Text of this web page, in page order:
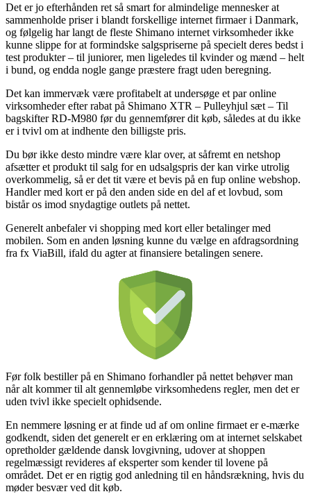
Det er jo efterhånden ret så smart for almindelige mennesker at
sammenholde priser i blandt forskellige internet firmaer i Danmark,
og følgelig har langt de fleste Shimano internet virksomheder ikke
kunne slippe for at formindske salgspriserne på specielt deres bedst i
test produkter – til juniorer, men ligeledes til kvinder og mænd – helt
i bund, og endda nogle gange præstere fragt uden beregning.
Det kan immervæk være profitabelt at undersøge et par online
virksomheder efter rabat på Shimano XTR – Pulleyhjul sæt – Til
bagskifter RD-M980 før du gennemfører dit køb, således at du ikke
er i tvivl om at indhente den billigste pris.
Du bør ikke desto mindre være klar over, at såfremt en netshop
afsætter et produkt til salg for en udsalgspris der kan virke utrolig
overkommelig, så er det tit være et bevis på en fup online webshop.
Handler med kort er på den anden side en del af et lovbud, som
bistår os imod snydagtige outlets på nettet.
Generelt anbefaler vi shopping med kort eller betalinger med
mobilen. Som en anden løsning kunne du vælge en afdragsordning
fra fx ViaBill, ifald du agter at finansiere betalingen senere.
Før folk bestiller på en Shimano forhandler på nettet behøver man
når alt kommer til alt gennemløbe virksomhedens regler, men det er
uden tvivl ikke specielt ophidsende.
En nemmere løsning er at finde ud af om online firmaet er e-mærke
godkendt, siden det generelt er en erklæring om at internet selskabet
opretholder gældende dansk lovgivning, udover at shoppen
regelmæssigt revideres af eksperter som kender til lovene på
området. Det er en rigtig god anledning til en håndsrækning, hvis du
møder besvær ved dit køb.